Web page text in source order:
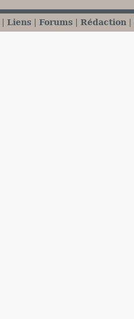
Liens Forums Rédaction